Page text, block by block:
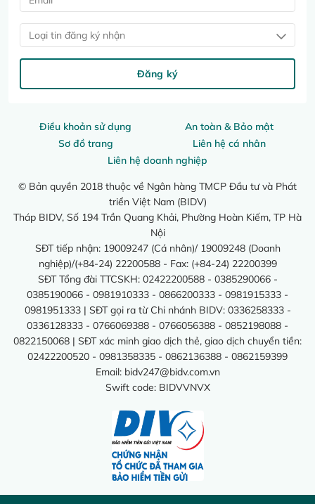
Điều khoản sử dụng
An toàn & Bảo mật
Sơ đồ trang
Liên hệ cá nhân
Liên hệ doanh nghiệp
© Bản quyền 2018 thuộc về Ngân hàng TMCP Đầu tư và Phát
triển Việt Nam (BIDV)
Tháp BIDV, Số 194 Trần Quang Khải, Phường Hoàn Kiếm, TP Hà
Nội
SĐT tiếp nhận: 19009247 (Cá nhân)/ 19009248 (Doanh
nghiệp)/(+84-24) 22200588 - Fax: (+84-24) 22200399
SĐT Tổng đài TTCSKH: 02422200588 - 0385290066 -
0385190066 - 0981910333 - 0866200333 - 0981915333 -
0981951333 | SĐT gọi ra từ Chi nhánh BIDV: 0336258333 -
0336128333 - 0766069388 - 0766056388 - 0852198088 -
0822150068 | SĐT xác minh giao dịch thẻ, giao dịch chuyển tiền:
02422200520 - 0981358335 - 0862136388 - 0862159399
Email: bidv247@bidv.com.vn
Swift code: BIDVVNVX
Loại tin đăng ký nhận
Đăng ký